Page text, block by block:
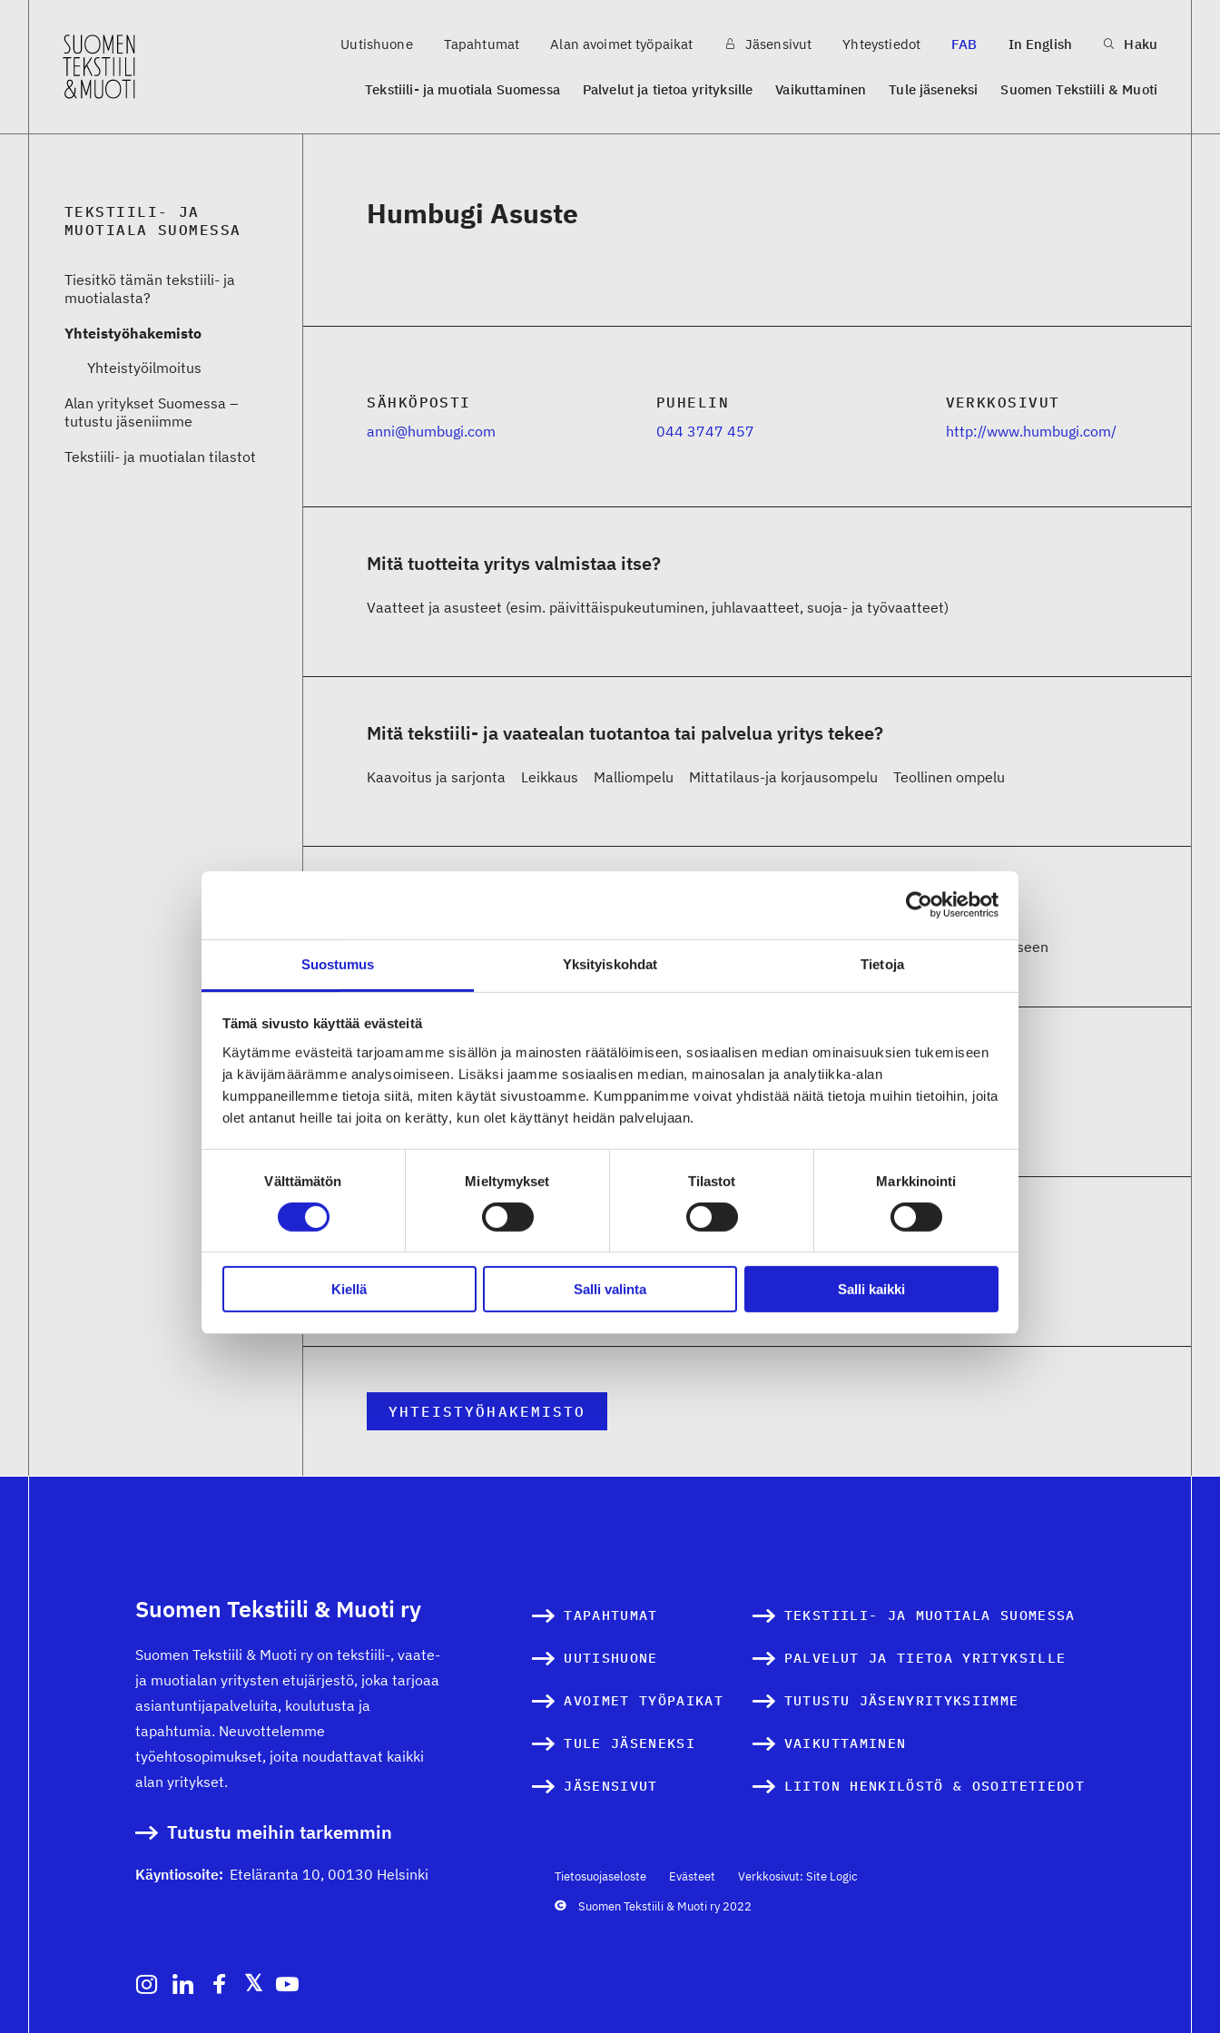
Suostumus Yksityiskohdat Tietoja
Tämä sivusto käyttää evästeitä
Käytämme evästeitä tarjoamamme sisällön ja mainosten räätälöimiseen, sosiaalisen median ominaisuuksien tukemiseen
ja kävijämäärämme analysoimiseen. Lisäksi jaamme sosiaalisen median, mainosalan ja analytiikka-alan
kumppaneillemme tietoja siitä, miten käytät sivustoamme. Kumppanimme voivat yhdistää näitä tietoja muihin tietoihin, joita
olet antanut heille tai joita on kerätty, kun olet käyttänyt heidän palvelujaan.
Välttämätön Mieltymykset Tilastot Markkinointi
Kiellä Salli valinta Salli kaikki
Uutishuone Tapahtumat Alan avoimet työpaikat Jäsensivut Yhteystiedot FAB In English Haku
Tekstiili- ja muotiala Suomessa Palvelut ja tietoa yrityksille Vaikuttaminen Tule jäseneksi Suomen Tekstiili & Muoti
TEKSTIILI- JA
MUOTIALA SUOMESSA
Tiesitkö tämän tekstiili- ja
muotialasta?
Yhteistyö­hakemisto
Yhteistyöilmoitus
Alan yritykset Suomessa –
tutustu jäseniimme
Tekstiili- ja muotialan tilastot
Humbugi Asuste
SÄHKÖPOSTI
anni@humbugi.com
PUHELIN
044 3747 457
VERKKOSIVUT
http://www.humbugi.com/
Mitä tuotteita yritys valmistaa itse?
Vaatteet ja asusteet (esim. päivittäispukeutuminen, juhlavaatteet, suoja- ja työvaatteet)
Mitä tekstiili- ja vaatealan tuotantoa tai palvelua yritys tekee?
Kaavoitus ja sarjonta Leikkaus Malliompelu Mittatilaus-ja korjausompelu Teollinen ompelu
Tuotteita poistotekstiileistä ja/tai tuotannon ylijäämistä. Erikoistunut leikkuujätenahan hyödyntämiseen
Sertifikaatit
Avainlippu
YHTEISTYÖHAKEMISTO
Suomen Tekstiili & Muoti ry
Suomen Tekstiili & Muoti ry on tekstiili-, vaate-
ja muotialan yritysten etujärjestö, joka tarjoaa
asiantuntijapalveluita, koulutusta ja
tapahtumia. Neuvottelemme
työehtosopimukset, joita noudattavat kaikki
alan yritykset.
Tutustu meihin tarkemmin
Käyntiosoite: Eteläranta 10, 00130 Helsinki
TAPAHTUMAT
UUTISHUONE
AVOIMET TYÖPAIKAT
TULE JÄSENEKSI
JÄSENSIVUT
TEKSTIILI- JA MUOTIALA SUOMESSA
PALVELUT JA TIETOA YRITYKSILLE
TUTUSTU JÄSENYRITYKSIIMME
VAIKUTTAMINEN
LIITON HENKILÖSTÖ & OSOITETIEDOT
Tietosuojaseloste Evästeet
Verkkosivut: Site Logic
Suomen Tekstiili & Muoti ry 2022